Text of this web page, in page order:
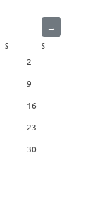
→
S
S
2
9
16
23
30